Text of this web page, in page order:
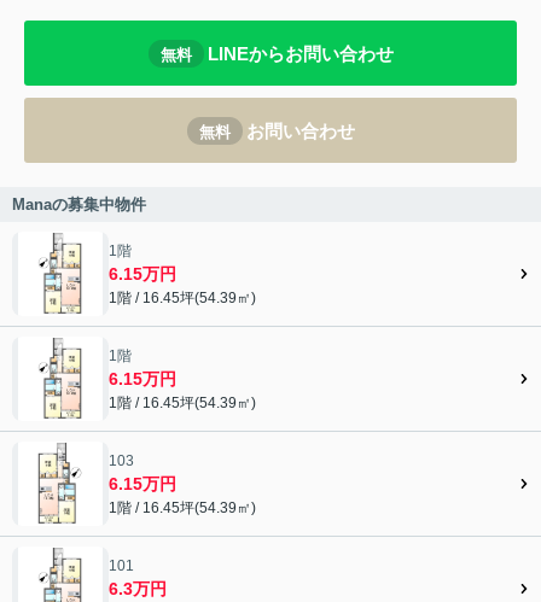
無料 LINEからお問い合わせ
無料 お問い合わせ
Manaの募集中物件
1階
6.15万円
1階 / 16.45坪(54.39㎡)
1階
6.15万円
1階 / 16.45坪(54.39㎡)
103
6.15万円
1階 / 16.45坪(54.39㎡)
101
6.3万円